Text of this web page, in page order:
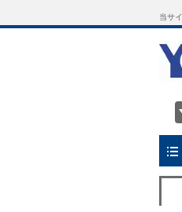
当サ